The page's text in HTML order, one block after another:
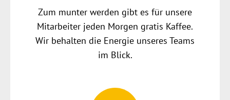
Zum munter werden gibt es für unsere
Mitarbeiter jeden Morgen gratis Kaffee.
Wir behalten die Energie unseres Teams
im Blick.